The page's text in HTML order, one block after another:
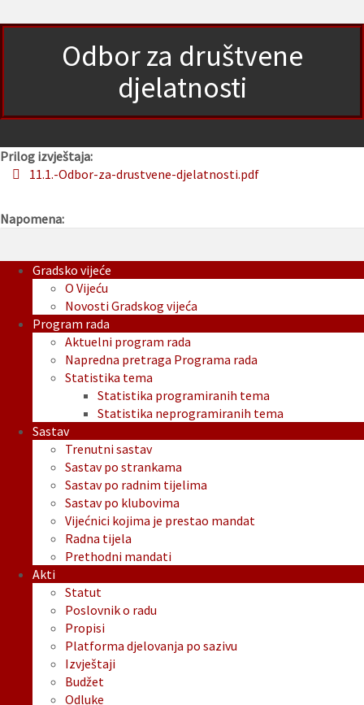
Odbor za društvene
djelatnosti
Prilog izvještaja:
11.1.-Odbor-za-drustvene-djelatnosti.pdf
Napomena:
Gradsko vijeće
O Vijeću
Novosti Gradskog vijeća
Program rada
Aktuelni program rada
Napredna pretraga Programa rada
Statistika tema
Statistika programiranih tema
Statistika neprogramiranih tema
Sastav
Trenutni sastav
Sastav po strankama
Sastav po radnim tijelima
Sastav po klubovima
Vijećnici kojima je prestao mandat
Radna tijela
Prethodni mandati
Akti
Statut
Poslovnik o radu
Propisi
Platforma djelovanja po sazivu
Izvještaji
Budžet
Odluke